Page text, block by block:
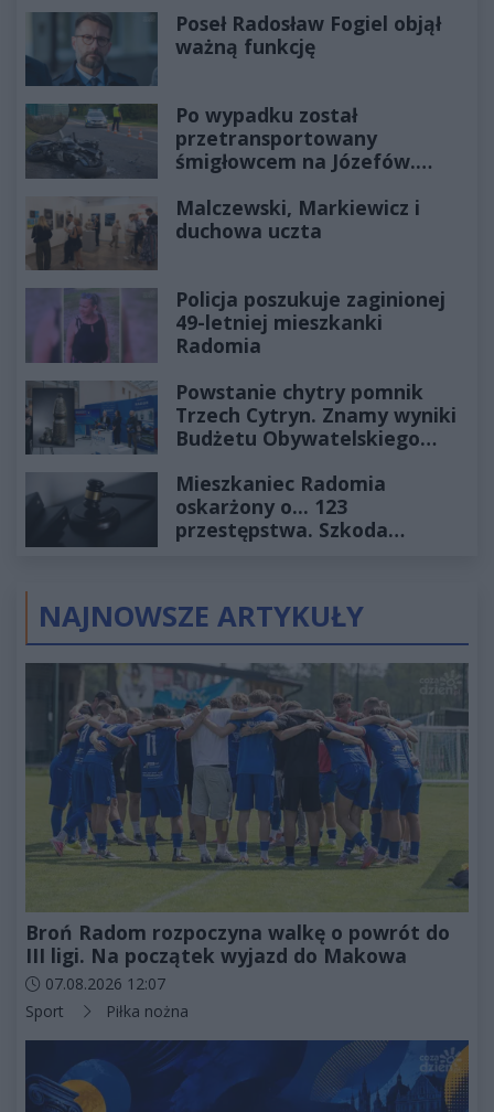
Poseł Radosław Fogiel objął
ważną funkcję
Po wypadku został
przetransportowany
śmigłowcem na Józefów.
Malczewski, Markiewicz i
duchowa uczta
Policja poszukuje zaginionej
49-letniej mieszkanki
Radomia
Powstanie chytry pomnik
Trzech Cytryn. Znamy wyniki
Budżetu Obywatelskiego
Mieszkaniec Radomia
oskarżony o... 123
przestępstwa. Szkoda
NAJNOWSZE ARTYKUŁY
Broń Radom rozpoczyna walkę o powrót do
III ligi. Na początek wyjazd do Makowa
Data dodania artykułu:
07.08.2026 12:07
Kategorie artykułu:
Sport Piłka nożna